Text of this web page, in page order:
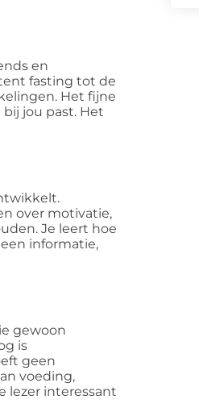
en
fasting tot de
Het fijne
jou past. Het
over motivatie,
Je leert hoe
informatie,
gewoon
is
geen
voeding,
lezer interessant